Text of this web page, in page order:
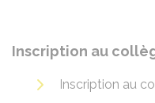
Inscription au
Inscription au